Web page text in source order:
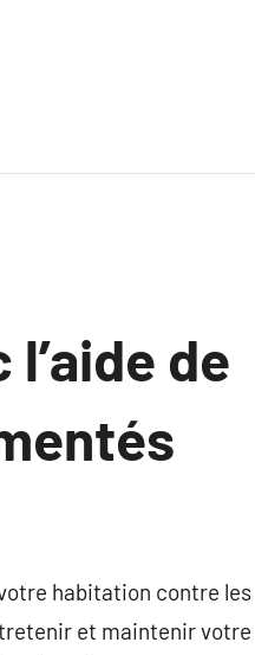
de
habitation contre les
et maintenir votre